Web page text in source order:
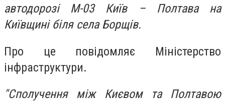
автодорозі М-03 Київ – Полтава на
Київщині біля села Борщів.
Про це повідомляє Міністерство
інфраструктури.
"Сполучення між Києвом та Полтавою